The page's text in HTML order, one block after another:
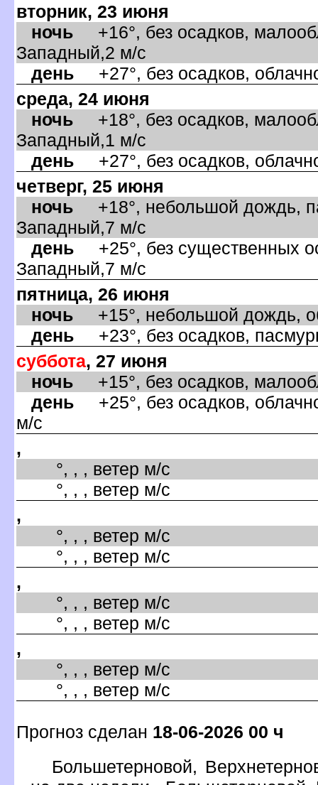
торник, 23 июня
ночь +16°, без осадков,
Западный,2 м/с
день +27°, без осадков,
среда, 24 июня
ночь +18°, без осадков,
Западный,1 м/с
день +27°, без осадков,
четверг, 25 июня
ночь +18°, небольшой дождь,
Западный,7 м/с
день +25°, без существенных
Западный,7 м/с
пятница, 26 июня
ночь +15°, небольшой дождь,
день +23°, без осадков,
суббота, 27 июня
ночь +15°, без осадков,
день +25°, без осадков,
м/с
,
°, , , ветер м/с
°, , , ветер м/с
,
°, , , ветер м/с
°, , , ветер м/с
,
°, , , ветер м/с
°, , , ветер м/с
,
°, , , ветер м/с
°, , , ветер м/с
Прогноз сделан 18-06-2026 00 ч
Большетерновой,